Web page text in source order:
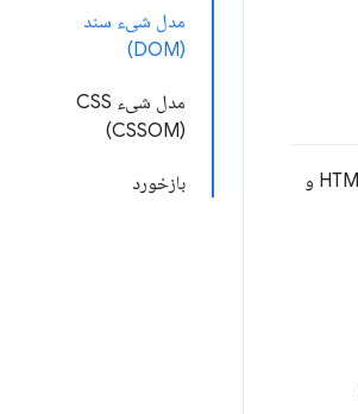
مدل شیء سند
(DOM)
مدل شیء CSS
(CSSOM)
بازخورد
قبل از اینکه مرورگر بتواند صفحه را رندر کند، باید درخت های DOM و CSSOM را بسازد. در نتیجه، باید اطمینان حاصل کنیم که هر دو HTML و